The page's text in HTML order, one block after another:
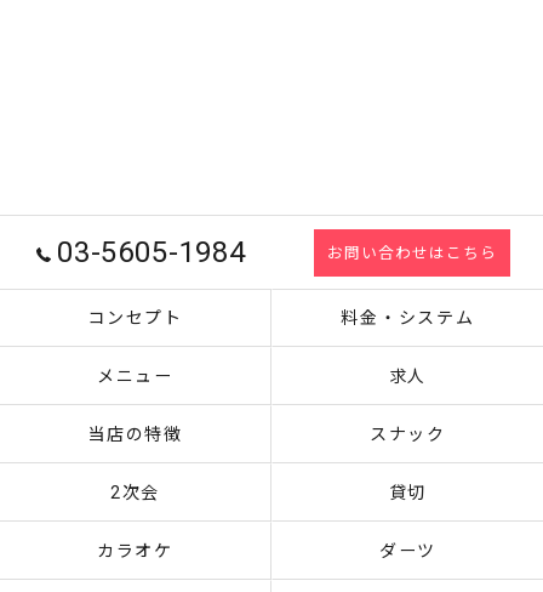
03-5605-1984 お問い合わせはこちら
コンセプト 料金・システム
メニュー 求人
当店の特徴 スナック
2次会 貸切
カラオケ ダーツ